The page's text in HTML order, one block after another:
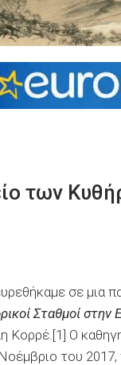
των
σε μια
Σταθμοί στην
Ο
του